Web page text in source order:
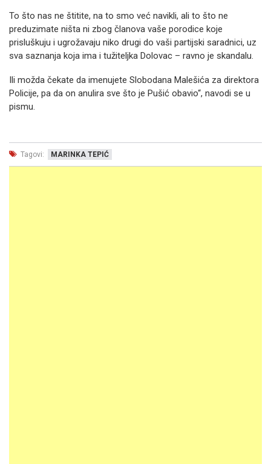
To što nas ne štitite, na to smo već navikli, ali to što ne
preduzimate ništa ni zbog članova vaše porodice koje
prisluškuju i ugrožavaju niko drugi do vaši partijski saradnici, uz
sva saznanja koja ima i tužiteljka Dolovac – ravno je skandalu.
Ili možda čekate da imenujete Slobodana Malešića za direktora
Policije, pa da on anulira sve što je Pušić obavio“, navodi se u
pismu.
Tagovi: MARINKA TEPIĆ